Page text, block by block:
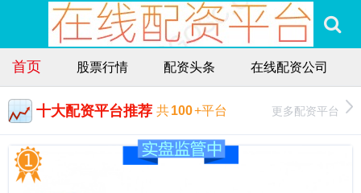
首页 股票行情 配资头条 在线配资公司
十大配资平台推荐 共100+平台 更多配资平台